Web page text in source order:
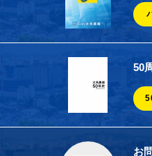
50
お